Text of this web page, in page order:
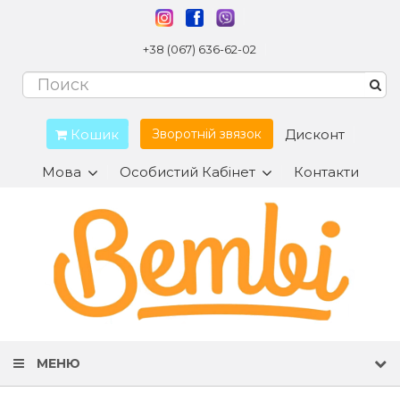
+38 (067) 636-62-02
Кошик Зворотній звязок Дисконт
Мова Особистий Кабінет Контакти
МЕНЮ